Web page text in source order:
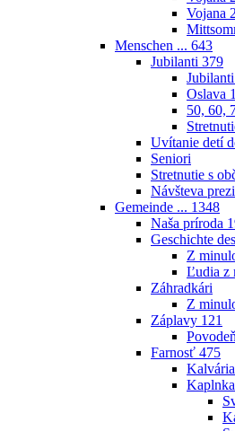
Vojana
Menschen ... 643
Jubilanti 379
Oslava
50, 60,
Uvítanie detí
Seniori
Stretnutie s
Návšteva
Gemeinde ... 1348
Naša príroda
Geschichte
Z
Ľudia z
Záhradkári
Z
Záplavy 121
Farnosť 475
Kalvária
Kaplnka